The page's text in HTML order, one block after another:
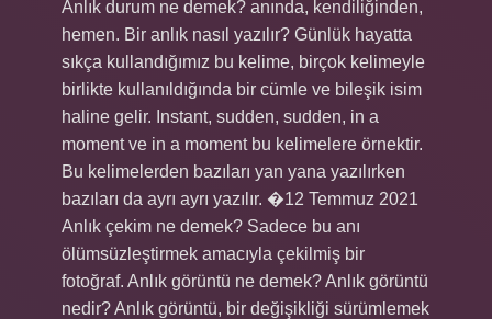
Anlık durum ne demek? anında, kendiliğinden,
hemen. Bir anlık nasıl yazılır? Günlük hayatta
sıkça kullandığımız bu kelime, birçok kelimeyle
birlikte kullanıldığında bir cümle ve bileşik isim
haline gelir. Instant, sudden, sudden, in a
moment ve in a moment bu kelimelere örnektir.
Bu kelimelerden bazıları yan yana yazılırken
bazıları da ayrı ayrı yazılır. �12 Temmuz 2021
Anlık çekim ne demek? Sadece bu anı
ölümsüzleştirmek amacıyla çekilmiş bir
fotoğraf. Anlık görüntü ne demek? Anlık görüntü
nedir? Anlık görüntü, bir değişikliği sürümlemek